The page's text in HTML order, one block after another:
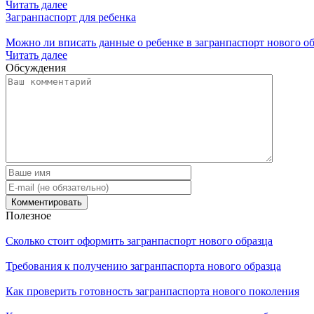
Читать далее
Загранпаспорт для ребенка
Можно ли вписать данные о ребенке в загранпаспорт нового
Читать далее
Обсуждения
Полезное
Сколько стоит оформить загранпаспорт нового образца
Требования к получению загранпаспорта нового образца
Как проверить готовность загранпаспорта нового поколения